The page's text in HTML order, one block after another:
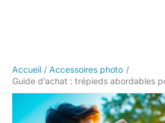
Accueil
Accessoires photo
Guide d’achat : trépieds abordables